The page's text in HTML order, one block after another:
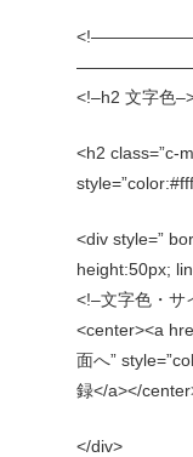
<!–h2 文字色
<h2 class=”c-
<div style=”
height:50px;
<!–文字色・サ
<center><a
面へ”
録</a></
</div>